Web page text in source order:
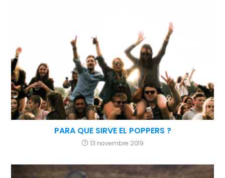
PARA QUE SIRVE EL POPPERS ?
13 novembre 2019